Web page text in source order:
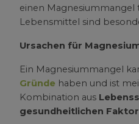
einen Magnesiummangel
Lebensmittel sind
Ursachen für
Ein Magnesiummangel
Gründe haben und ist
Kombination aus
gesundheitlichen